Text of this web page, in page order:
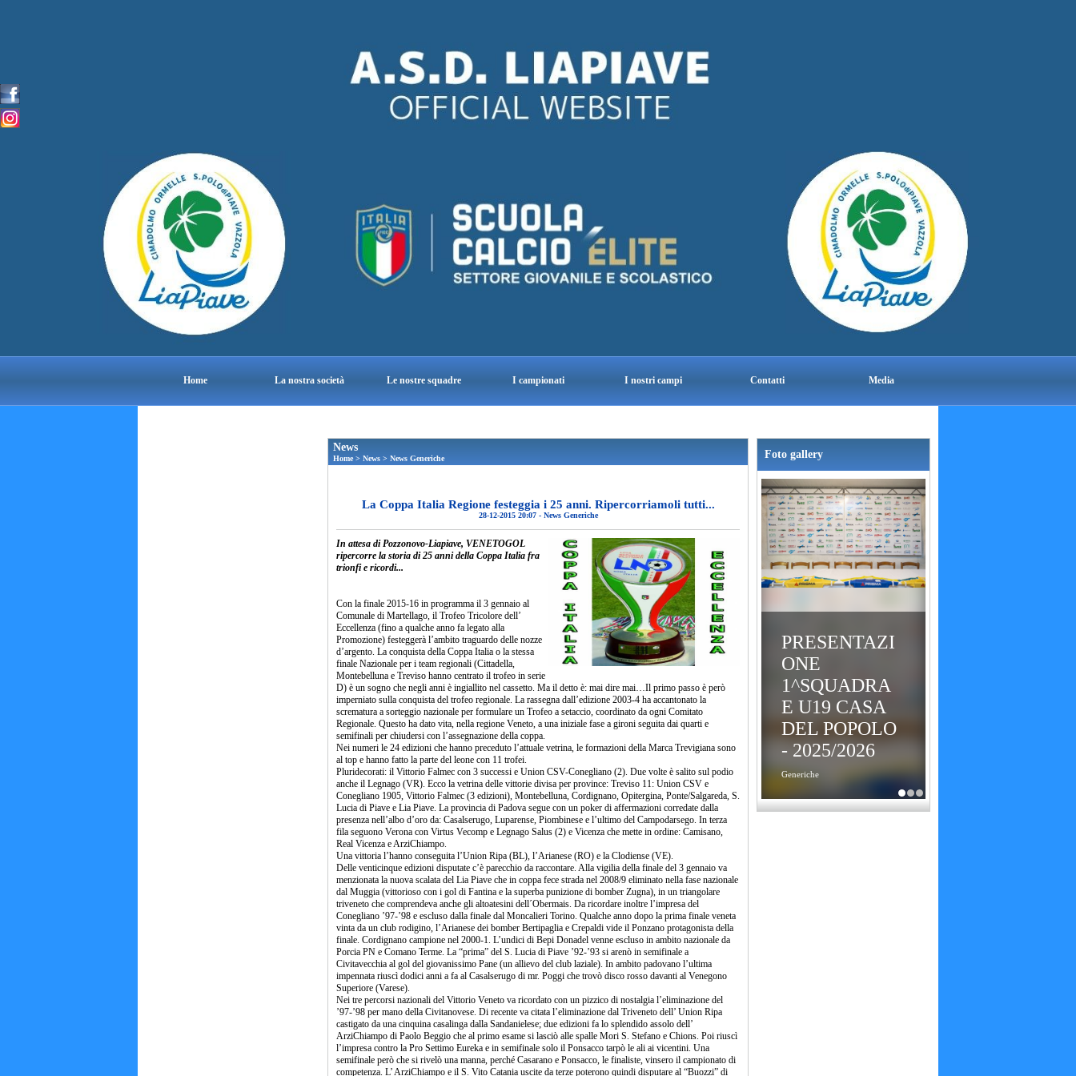
Home La nostra società Le nostre squadre I campionati I nostri campi Contatti Media
News
Home> News> News Generiche
La Coppa Italia Regione festeggia i 25 anni. Ripercorriamoli tutti...
28-12-2015 20:07- News Generiche
In attesa di Pozzonovo-Liapiave, VENETOGOL
ripercorre la storia di 25 anni della Coppa Italia fra
trionfi e ricordi...
Con la finale 2015-16 in programma il 3 gennaio al
Comunale di Martellago, il Trofeo Tricolore dell’
Eccellenza (fino a qualche anno fa legato alla
Promozione) festeggerà l’ambito traguardo delle nozze
d’argento. La conquista della Coppa Italia o la stessa
finale Nazionale per i team regionali (Cittadella,
Montebelluna e Treviso hanno centrato il trofeo in serie
D) è un sogno che negli anni è ingiallito nel cassetto. Ma il detto è: mai dire mai…Il primo passo è però
imperniato sulla conquista del trofeo regionale. La rassegna dall’edizione 2003-4 ha accantonato la
scrematura a sorteggio nazionale per formulare un Trofeo a setaccio, coordinato da ogni Comitato
Regionale. Questo ha dato vita, nella regione Veneto, a una iniziale fase a gironi seguita dai quarti e
semifinali per chiudersi con l’assegnazione della coppa.
Nei numeri le 24 edizioni che hanno preceduto l’attuale vetrina, le formazioni della Marca Trevigiana sono
al top e hanno fatto la parte del leone con 11 trofei.
Pluridecorati: il Vittorio Falmec con 3 successi e Union CSV-Conegliano (2). Due volte è salito sul podio
anche il Legnago (VR). Ecco la vetrina delle vittorie divisa per province: Treviso 11: Union CSV e
Conegliano 1905, Vittorio Falmec (3 edizioni), Montebelluna, Cordignano, Opitergina, Ponte/Salgareda, S.
Lucia di Piave e Lia Piave. La provincia di Padova segue con un poker di affermazioni corredate dalla
presenza nell’albo d’oro da: Casalserugo, Luparense, Piombinese e l’ultimo del Campodarsego. In terza
fila seguono Verona con Virtus Vecomp e Legnago Salus (2) e Vicenza che mette in ordine: Camisano,
Real Vicenza e ArziChiampo.
Una vittoria l’hanno conseguita l’Union Ripa (BL), l’Arianese (RO) e la Clodiense (VE).
Delle venticinque edizioni disputate c’è parecchio da raccontare. Alla vigilia della finale del 3 gennaio va
menzionata la nuova scalata del Lia Piave che in coppa fece strada nel 2008/9 eliminato nella fase nazionale
dal Muggia (vittorioso con i gol di Fantina e la superba punizione di bomber Zugna), in un triangolare
triveneto che comprendeva anche gli altoatesini dell´Obermais. Da ricordare inoltre l’impresa del
Conegliano ’97-’98 e escluso dalla finale dal Moncalieri Torino. Qualche anno dopo la prima finale veneta
vinta da un club rodigino, l’Arianese dei bomber Bertipaglia e Crepaldi vide il Ponzano protagonista della
finale. Cordignano campione nel 2000-1. L’undici di Bepi Donadel venne escluso in ambito nazionale da
Porcia PN e Comano Terme. La “prima” del S. Lucia di Piave ’92-’93 si arenò in semifinale a
Civitavecchia al gol del giovanissimo Pane (un allievo del club laziale). In ambito padovano l’ultima
impennata riuscì dodici anni a fa al Casalserugo di mr. Poggi che trovò disco rosso davanti al Venegono
Superiore (Varese).
Nei tre percorsi nazionali del Vittorio Veneto va ricordato con un pizzico di nostalgia l’eliminazione del
’97-’98 per mano della Civitanovese. Di recente va citata l’eliminazione dal Triveneto dell’ Union Ripa
castigato da una cinquina casalinga dalla Sandanielese; due edizioni fa lo splendido assolo dell’
ArziChiampo di Paolo Beggio che al primo esame si lasciò alle spalle Mori S. Stefano e Chions. Poi riuscì
l’impresa contro la Pro Settimo Eureka e in semifinale solo il Ponsacco tarpò le ali ai vicentini. Una
semifinale però che si rivelò una manna, perché Casarano e Ponsacco, le finaliste, vinsero il campionato di
competenza. L’ ArziChiampo e il S. Vito Catania uscite da terze poterono quindi disputare al “Buozzi” di
Foto gallery
PRESENTAZI
ONE
1^SQUADRA
E U19 CASA
DEL POPOLO
- 2025/2026
Generiche